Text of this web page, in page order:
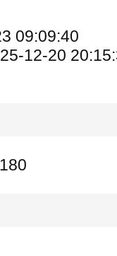
09:09:40
12-20